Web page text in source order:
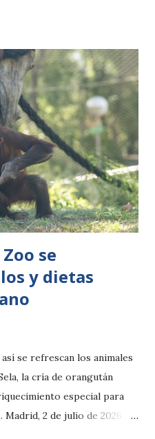
año, en un acto organizado
del municipio. La
a un comportamiento
filopatria, por el que
a la playa donde
Antes de la entrada al
un emisor satelital
El dispositivo permitirá
por el M...
se
y dietas
se refrescan los animales
la cría de orangután
especial para
2 de julio de 2026.